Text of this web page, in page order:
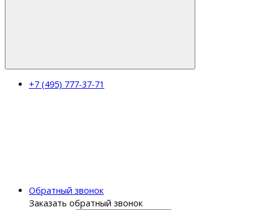
+7 (495) 777-37-71
Обратный звонок
Заказать обратный звонок